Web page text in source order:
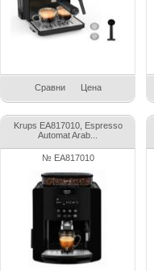
Сравни Цена
Krups EA817010, Espresso
Automat Arab...
№ EA817010